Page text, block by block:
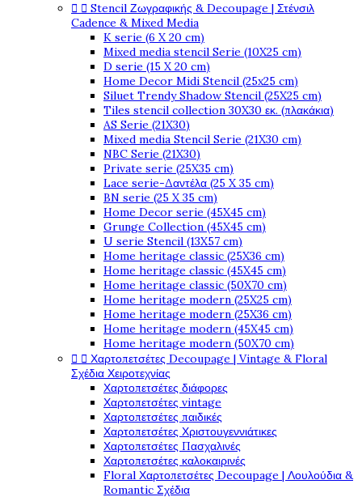
  Stencil Ζωγραφικής & Decoupage | Στένσιλ
Cadence & Mixed Media
K serie (6 X 20 cm)
Mixed media stencil Serie (10X25 cm)
D serie (15 X 20 cm)
Home Decor Midi Stencil (25x25 cm)
Siluet Trendy Shadow Stencil (25X25 cm)
Tiles stencil collection 30X30 εκ. (πλακάκια)
AS Serie (21X30)
Mixed media Stencil Serie (21X30 cm)
NBC Serie (21X30)
Private serie (25X35 cm)
Lace serie-Δαντέλα (25 X 35 cm)
BN serie (25 X 35 cm)
Home Decor serie (45X45 cm)
Grunge Collection (45X45 cm)
U serie Stencil (13X57 cm)
Home heritage classic (25X36 cm)
Home heritage classic (45X45 cm)
Home heritage classic (50X70 cm)
Home heritage modern (25X25 cm)
Home heritage modern (25X36 cm)
Home heritage modern (45X45 cm)
Home heritage modern (50X70 cm)
  Χαρτοπετσέτες Decoupage | Vintage & Floral
Σχέδια Χειροτεχνίας
Χαρτοπετσέτες διάφορες
Χαρτοπετσέτες vintage
Χαρτοπετσέτες παιδικές
Χαρτοπετσέτες Χριστουγεννιάτικες
Χαρτοπετσέτες Πασχαλινές
Χαρτοπετσέτες καλοκαιρινές
Floral Χαρτοπετσέτες Decoupage | Λουλούδια &
Romantic Σχέδια